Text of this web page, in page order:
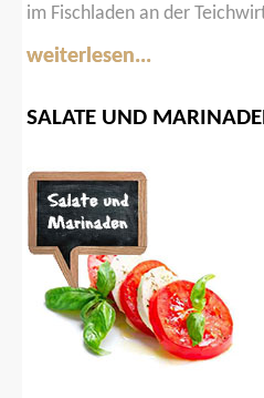
im Fischladen an der
weiterlesen...
SALATE UND